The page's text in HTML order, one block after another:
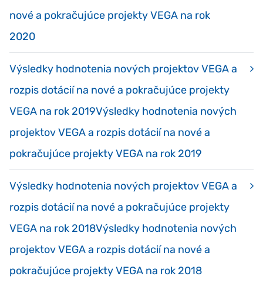
nové a pokračujúce projekty VEGA na rok
2020
Výsledky hodnotenia nových projektov VEGA a
rozpis dotácií na nové a pokračujúce projekty
VEGA na rok 2019Výsledky hodnotenia nových
projektov VEGA a rozpis dotácií na nové a
pokračujúce projekty VEGA na rok 2019
Výsledky hodnotenia nových projektov VEGA a
rozpis dotácií na nové a pokračujúce projekty
VEGA na rok 2018Výsledky hodnotenia nových
projektov VEGA a rozpis dotácií na nové a
pokračujúce projekty VEGA na rok 2018